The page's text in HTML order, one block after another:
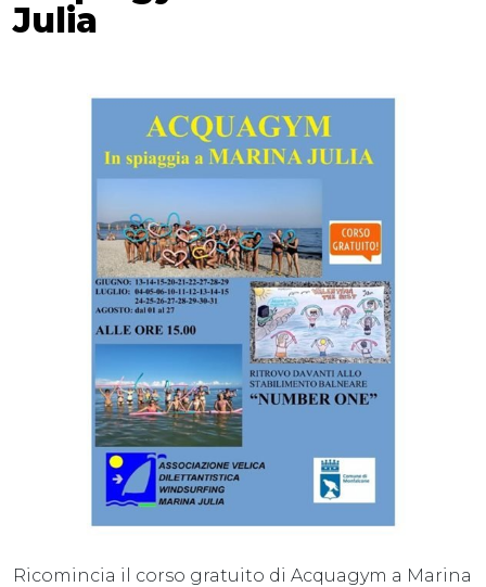
Julia
Ricomincia il corso gratuito di Acquagym a Marina